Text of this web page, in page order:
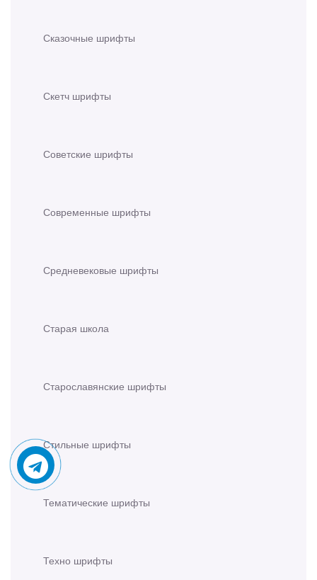
Сказочные шрифты
Скетч шрифты
Советские шрифты
Современные шрифты
Средневековые шрифты
Старая школа
Старославянские шрифты
Стильные шрифты
Тематические шрифты
Техно шрифты